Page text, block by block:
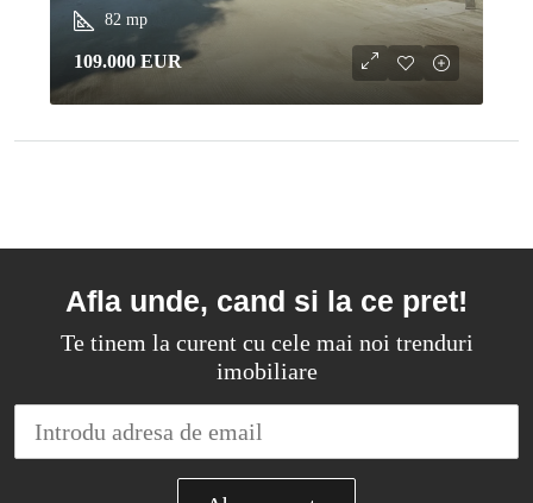
82 mp
109.000 EUR
Afla unde, cand si la ce pret!
Te tinem la curent cu cele mai noi trenduri
imobiliare